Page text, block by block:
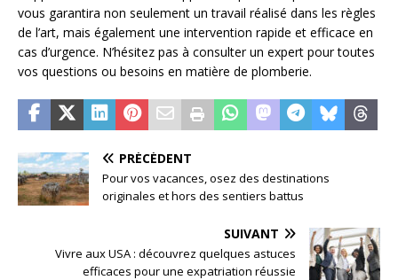
vous garantira non seulement un travail réalisé dans les règles
de l’art, mais également une intervention rapide et efficace en
cas d’urgence. N’hésitez pas à consulter un expert pour toutes
vos questions ou besoins en matière de plomberie.
PRÉCÉDENT
Pour vos vacances, osez des destinations
originales et hors des sentiers battus
SUIVANT
Vivre aux USA : découvrez quelques astuces
efficaces pour une expatriation réussie